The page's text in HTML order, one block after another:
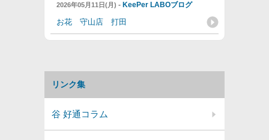
2026年05月11日(月) - KeePer LABOブログ
お花 守山店 打田
リンク集
谷 好通コラム